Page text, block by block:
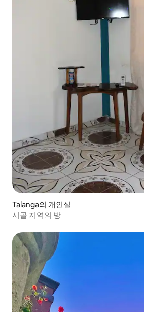
Talanga의 개인실
시골 지역의 방